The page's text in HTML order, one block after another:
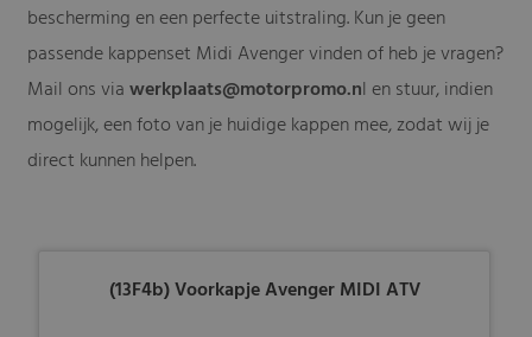
bescherming en een perfecte uitstraling. Kun je geen
passende kappenset Midi Avenger vinden of heb je vragen?
Mail ons viawerkplaats@motorpromo.nl en stuur, indien
mogelijk, een foto van je huidige kappen mee, zodat wij je
direct kunnen helpen.
(13F4b) Voorkapje Avenger MIDI ATV